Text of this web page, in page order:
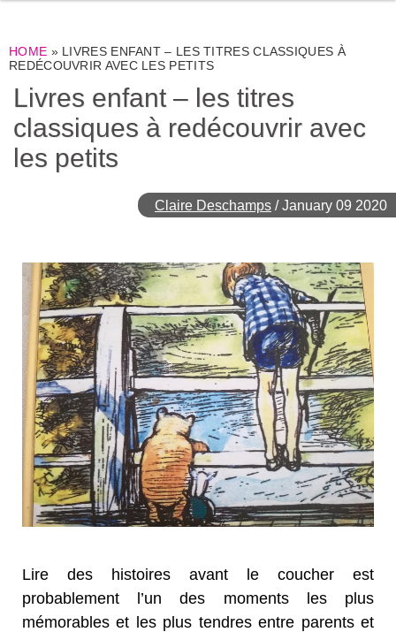
HOME » LIVRES ENFANT – LES TITRES CLASSIQUES À
REDÉCOUVRIR AVEC LES PETITS
Livres enfant – les titres
classiques à redécouvrir avec
les petits
Claire Deschamps /January 09 2020
Lire des histoires avant le coucher est
probablement l’un des moments les plus
mémorables et les plus tendres entre parents et